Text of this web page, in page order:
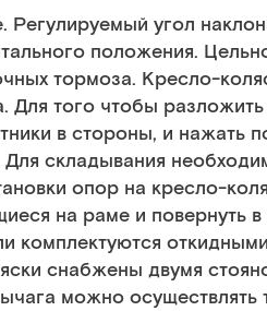
угол
положения.
тормоза. Кресло-
Для того чтобы
в стороны, и нажать
складывания
опор на кресло-
на раме и повернуть
комплектуются
снабжены двумя
можно